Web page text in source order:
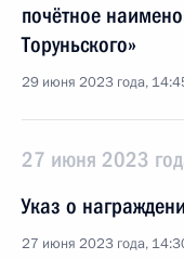
почётное
Торуньского»
29 июня 2023 года,
27 июня 2023
Указ о
27 июня 2023 года,